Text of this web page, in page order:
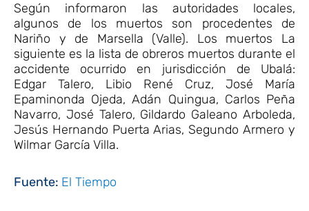
Según informaron las autoridades locales,
algunos de los muertos son procedentes de
Nariño y de Marsella (Valle). Los muertos La
siguiente es la lista de obreros muertos durante el
accidente ocurrido en jurisdicción de Ubalá:
Edgar Talero, Libio René Cruz, José María
Epaminonda Ojeda, Adán Quingua, Carlos Peña
Navarro, José Talero, Gildardo Galeano Arboleda,
Jesús Hernando Puerta Arias, Segundo Armero y
Wilmar García Villa.
Fuente: El Tiempo